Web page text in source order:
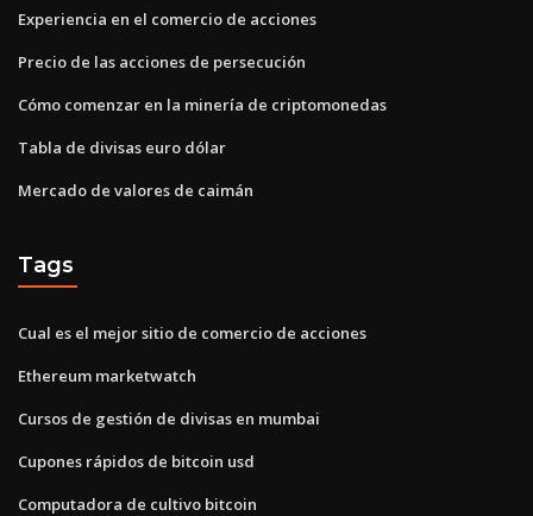
Experiencia en el comercio de acciones
Precio de las acciones de persecución
Cómo comenzar en la minería de criptomonedas
Tabla de divisas euro dólar
Mercado de valores de caimán
Tags
Cual es el mejor sitio de comercio de acciones
Ethereum marketwatch
Cursos de gestión de divisas en mumbai
Cupones rápidos de bitcoin usd
Computadora de cultivo bitcoin